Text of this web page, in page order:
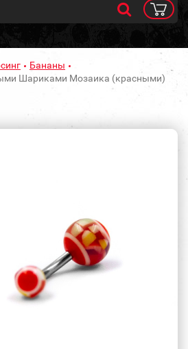
Бананы
Шариками Мозаика (красными)